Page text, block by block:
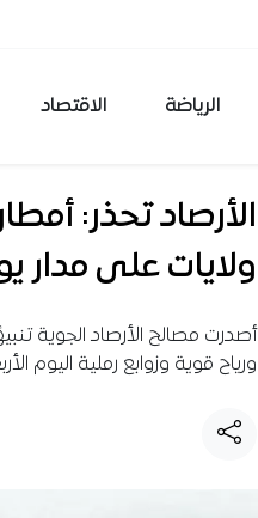
الرياضة الاقتصاد
الأرصاد تحذر:
ولايات على مدار
أصدرت مصالح الأرصاد الجوية
ورياح قوية وزوابع رملية اليوم